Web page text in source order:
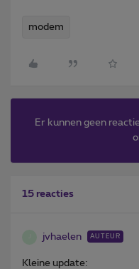
modem
Er kunnen geen
15 reacties
jvhaelen AUTEUR
Kleine update: